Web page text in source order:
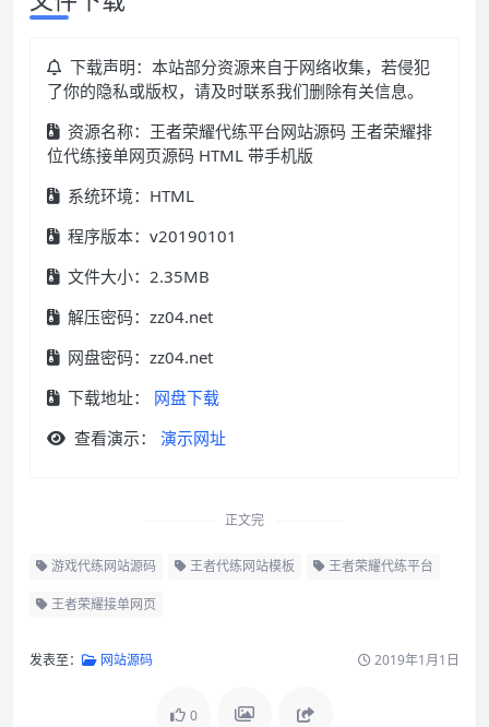
下载声明：本站部分资源来自于网络收集，若侵犯
了你的隐私或版权，请及时联系我们删除有关信息。
资源名称：王者荣耀代练平台网站源码 王者荣耀排
位代练接单网页源码 HTML 带手机版
系统环境：HTML
程序版本：v20190101
文件大小：2.35MB
解压密码：zz04.net
网盘密码：zz04.net
下载地址：
网盘下载
查看演示：
演示网址
正文完
游戏代练网站源码 王者代练网站模板 王者荣耀代练平台
王者荣耀接单网页
发表至： 网站源码 2019年1月1日
0